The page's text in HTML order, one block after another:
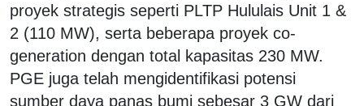
proyek strategis seperti PLTP Hululais Unit 1 &
2 (110 MW), serta beberapa proyek co-
generation dengan total kapasitas 230 MW.
PGE juga telah mengidentifikasi potensi
sumber daya panas bumi sebesar 3 GW dari